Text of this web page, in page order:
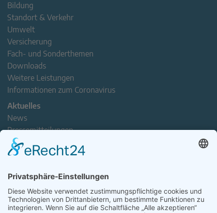
Bildung
Standort & Verkehr
Umwelt
Versicherung
Fach- und Sonderthemen
Downloads
Weitere Leistungen
Informationen zum Coronavirus
Aktuelles
News
Pressemitteilungen
Newsletter
Handel(n) im Norden – Mitgliederjournal
Verband erleben
Der Tag des Norddeutschen Handels
Jetzt Mitarbeitende nominieren – Personal Award 2026